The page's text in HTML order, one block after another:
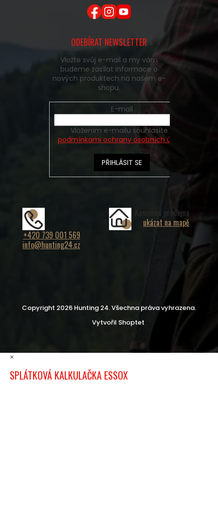
ODEBÍRAT NEWSLETTER
Vložte svůj e-mail a my vám
budeme zasílat informace o
nových produktech na našem e-
shopu.
E-mail
podmínkami ochrany osobních údajů
PŘIHLÁSIT SE
+420 739 001 569
info@hunting24.cz
Kamenná prodejna
ukázat na mapě
Vytvořil Shoptet
Copyright 2026 Hunting 24. Všechna práva vyhrazena.
×
SPLÁTKOVÁ KALKULAČKA ESSOX